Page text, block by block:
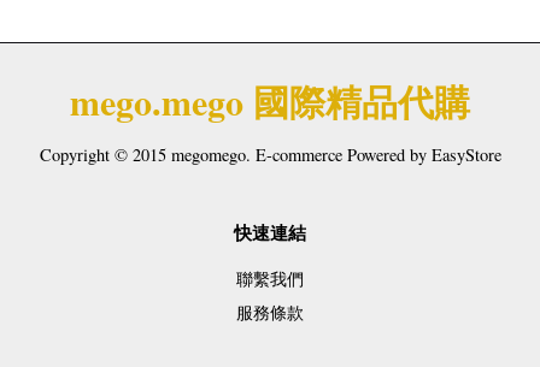
mego.mego 國際精品代購
Copyright © 2015 megomego. E-commerce Powered by EasyStore
快速連結
聯繫我們
服務條款